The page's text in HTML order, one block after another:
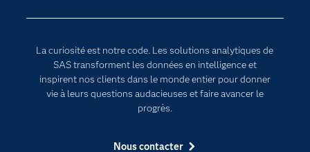
La curiosité est notre code. Les solutions analytiques de
SAS transforment les données en intelligence et
inspirent nos clients dans le monde entier pour donner
vie à leurs questions audacieuses et faire avancer le
progrès.
Nous contacter
Documentation
Pour les enseignants
Entreprise
Formations
Transformation digitale